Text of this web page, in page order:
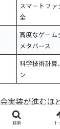
スマートフ
全
高度なゲーム
メタバース
科学技術計算
ン
実装が進むほ
する構造にあ
検索 ト